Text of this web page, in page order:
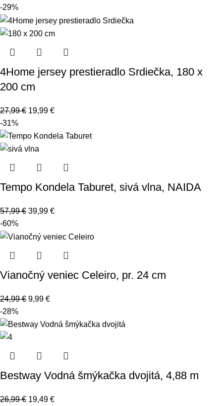
-29%
4Home jersey prestieradlo Srdiečka, 180 x
200 cm
27,99€ 19,99 €
-31%
Tempo Kondela Taburet, sivá vlna, NAIDA
57,99€ 39,99 €
-60%
Vianočný veniec Celeiro, pr. 24 cm
24,99€ 9,99 €
-28%
Bestway Vodná šmýkačka dvojitá, 4,88 m
26,99€ 19,49 €